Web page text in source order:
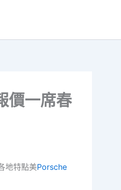
價一席春
地特點美Porsche